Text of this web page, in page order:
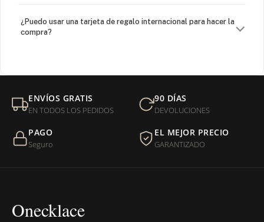
¿Puedo usar una tarjeta de regalo internacional para hacer la
compra?
Mi orden fue devuelta por USPS, ¿qué hago para que sea
entregada?
¿Sus productos son libres de níquel?
ENVÍOS GRATIS
EN TODOS LOS PEDIDOS
90 DÍAS
DEVOLUCIONES
PAGO
Seguro
EL MEJOR PRECIO
GARANTIZADO
Onecklace